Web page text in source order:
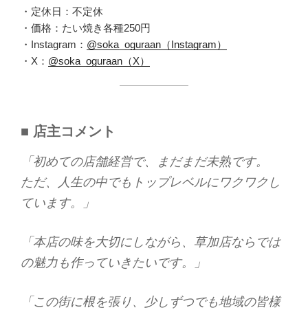
・定休日：不定休
・価格：たい焼き各種250円
・Instagram： @soka_oguraan（Instagram）
・X： @soka_oguraan（X）
■ 店主コメント
「初めての店舗経営で、まだまだ未熟です。
ただ、人生の中でもトップレベルにワクワクし
ています。」
「本店の味を大切にしながら、草加店ならでは
の魅力も作っていきたいです。」
「この街に根を張り、少しずつでも地域の皆様